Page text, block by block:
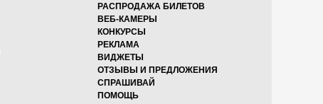
РАСПРОДАЖА БИЛЕТОВ
ВЕБ-КАМЕРЫ
КОНКУРСЫ
РЕКЛАМА
ВИДЖЕТЫ
ОТЗЫВЫ И ПРЕДЛОЖЕНИЯ
СПРАШИВАЙ
ПОМОЩЬ